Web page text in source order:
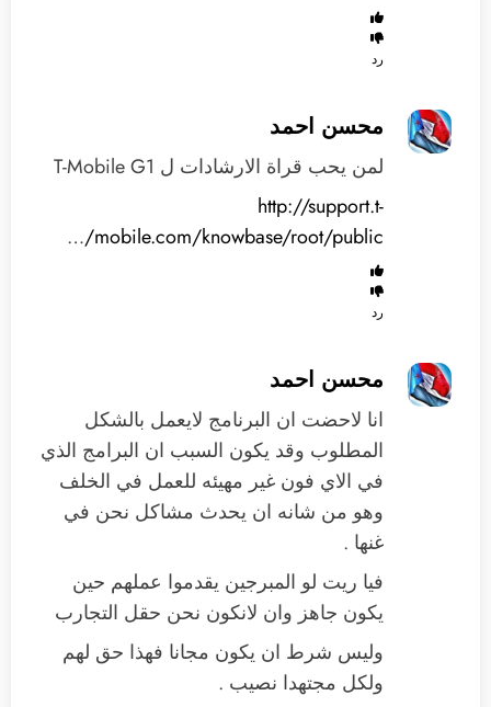
رد
محسن احمد
لمن يحب قراة الارشادات ل T-Mobile G1
http://support.t-
mobile.com/knowbase/root/public/
…
رد
محسن احمد
انا لاحضت ان البرنامج لايعمل بالشكل
المطلوب وقد يكون السبب ان البرامج الذي
في الاي فون غير مهيئه للعمل في الخلف
وهو من شانه ان يحدث مشاكل نحن في
غنها .
فيا ريت لو المبرجين يقدموا عملهم حين
يكون جاهز وان لانكون نحن حقل التجارب
وليس شرط ان يكون مجانا فهذا حق لهم
ولكل مجتهدا نصيب .